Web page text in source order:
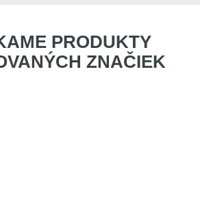
PRODUKTY
ZNAČIEK